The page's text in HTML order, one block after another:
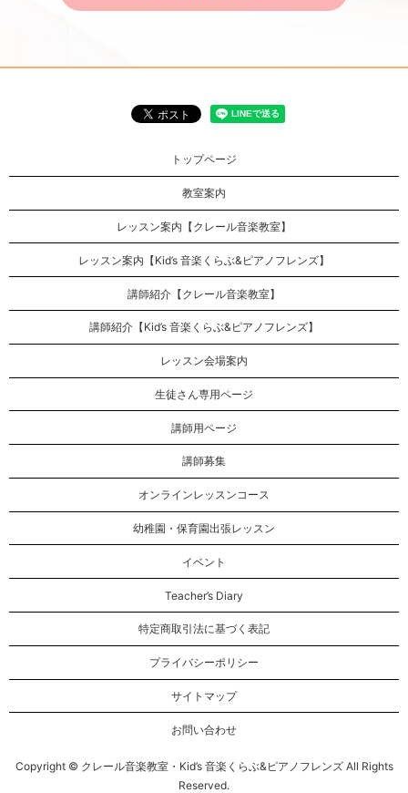
トップページ
教室案内
レッスン案内【クレール音楽教室】
レッスン案内【Kid’s 音楽くらぶ&ピアノフレンズ】
講師紹介【クレール音楽教室】
講師紹介【Kid’s 音楽くらぶ&ピアノフレンズ】
レッスン会場案内
生徒さん専用ページ
講師用ページ
講師募集
オンラインレッスンコース
幼稚園・保育園出張レッスン
イベント
Teacher’s Diary
特定商取引法に基づく表記
プライバシーポリシー
サイトマップ
お問い合わせ
Copyright © クレール音楽教室・Kid’s 音楽くらぶ&ピアノフレンズ All Rights
Reserved.